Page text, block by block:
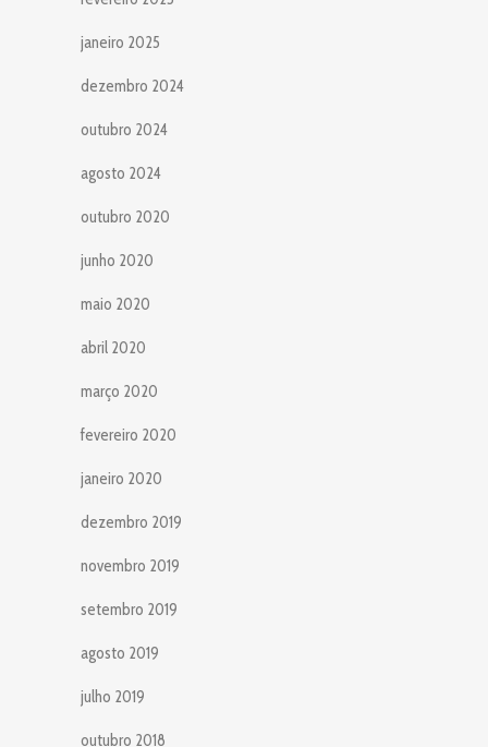
janeiro 2025
dezembro 2024
outubro 2024
agosto 2024
outubro 2020
junho 2020
maio 2020
abril 2020
março 2020
fevereiro 2020
janeiro 2020
dezembro 2019
novembro 2019
setembro 2019
agosto 2019
julho 2019
outubro 2018